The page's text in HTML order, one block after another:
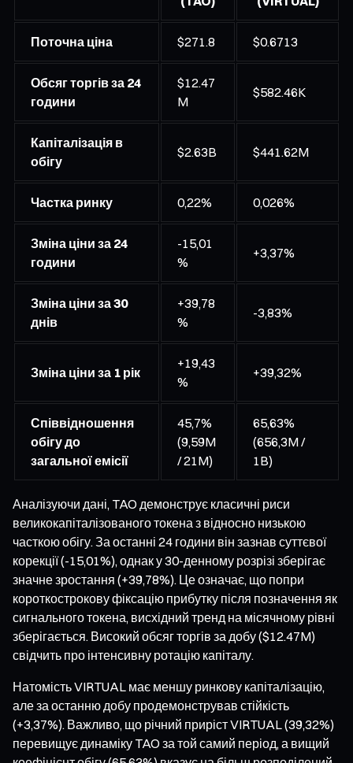
Поточна ціна $271.8 $0.6713
Обсяг торгів за 24
години
$12.47
M
$582.46K
Капіталізація в
обігу
$2.63B $441.62M
Частка ринку 0,22% 0,026%
Зміна ціни за 24
години
-15,01
%
+3,37%
Зміна ціни за 30
днів
+39,78
%
-3,83%
Зміна ціни за 1 рік
+19,43
%
+39,32%
Співвідношення
обігу до
загальної емісії
45,7%
(9,59M
/ 21M)
65,63%
(656,3M /
1B)
Аналізуючи дані, TAO демонструє класичні риси
великокапіталізованого токена з відносно низькою
часткою обігу. За останні 24 години він зазнав суттєвої
корекції (-15,01%), однак у 30-денному розрізі зберігає
значне зростання (+39,78%). Це означає, що попри
короткострокову фіксацію прибутку після позначення як
сигнального токена, висхідний тренд на місячному рівні
зберігається. Високий обсяг торгів за добу ($12.47M)
свідчить про інтенсивну ротацію капіталу.
Натомість VIRTUAL має меншу ринкову капіталізацію,
але за останню добу продемонстрував стійкість
(+3,37%). Важливо, що річний приріст VIRTUAL (39,32%)
перевищує динаміку TAO за той самий період, а вищий